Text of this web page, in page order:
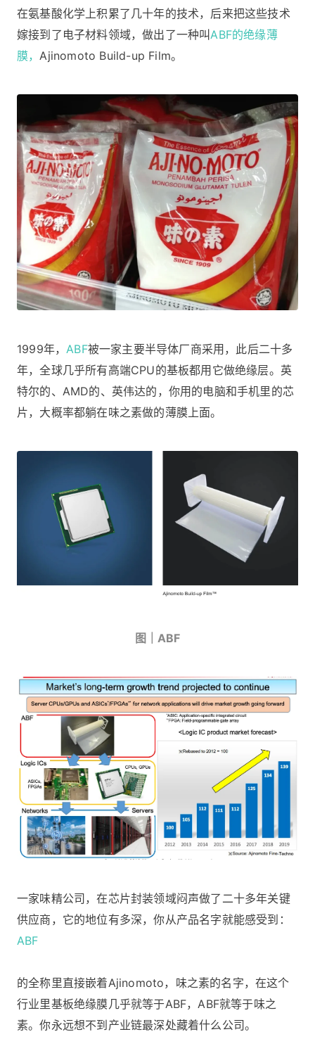
在氨基酸化学上积累了几十年的技术，后来把这些技术
嫁接到了电子材料领域，做出了一种叫ABF的绝缘薄
膜，Ajinomoto Build-up Film。
1999年， ABF被一家主要半导体厂商采用，此后二十多
年，全球几乎所有高端CPU的基板都用它做绝缘层。英
特尔的、AMD的、英伟达的，你用的电脑和手机里的芯
片，大概率都躺在味之素做的薄膜上面。
图｜ABF
一家味精公司，在芯片封装领域闷声做了二十多年关键
供应商，它的地位有多深，你从产品名字就能感受到：
ABF
的全称里直接嵌着Ajinomoto，味之素的名字，在这个
行业里基板绝缘膜几乎就等于ABF，ABF就等于味之
素。你永远想不到产业链最深处藏着什么公司。